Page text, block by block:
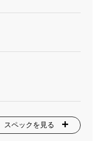
スペックを見る